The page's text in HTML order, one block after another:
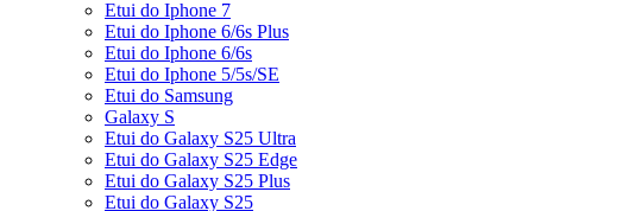
Etui do Iphone 7
Etui do Iphone 6/6s Plus
Etui do Iphone 6/6s
Etui do Iphone 5/5s/SE
Etui do Samsung
Galaxy S
Etui do Galaxy S25 Ultra
Etui do Galaxy S25 Edge
Etui do Galaxy S25 Plus
Etui do Galaxy S25